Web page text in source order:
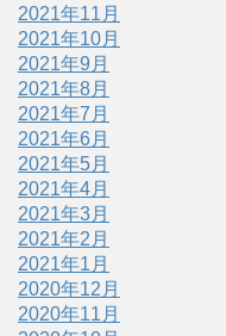
2021年11月
2021年10月
2021年9月
2021年8月
2021年7月
2021年6月
2021年5月
2021年4月
2021年3月
2021年2月
2021年1月
2020年12月
2020年11月